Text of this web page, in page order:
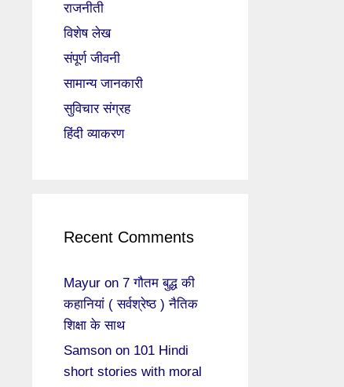
राजनीती
विशेष लेख
संपूर्ण जीवनी
सामान्य जानकारी
सुविचार संग्रह
हिंदी व्याकरण
Recent Comments
Mayur on 7 गौतम बुद्ध की
कहानियां ( सर्वश्रेष्ठ ) नैतिक
शिक्षा के साथ
Samson on 101 Hindi
short stories with moral